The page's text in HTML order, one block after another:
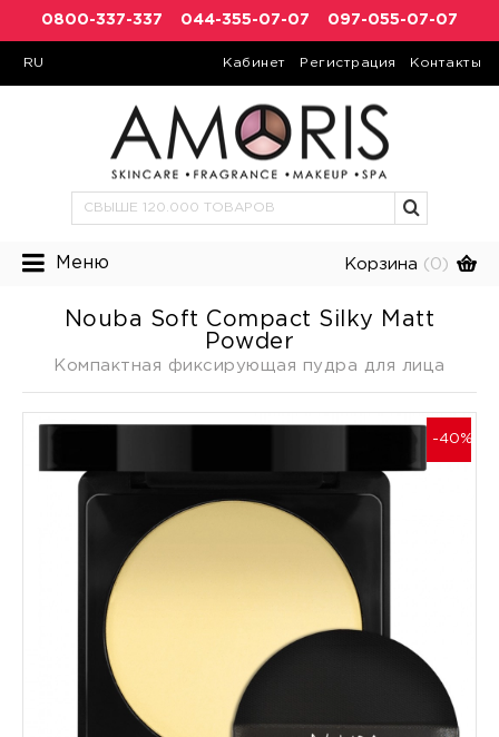
0800-337-337 044-355-07-07 097-055-07-07
RU Кабинет Регистрация Контакты
Меню Корзина (0)
Nouba Soft Compact Silky Matt
Powder
Компактная фиксирующая пудра для лица
-40%